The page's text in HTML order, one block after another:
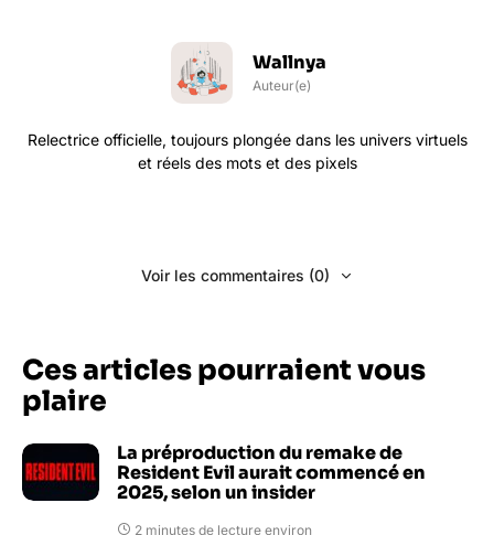
Wallnya
Auteur(e)
Relectrice officielle, toujours plongée dans les univers virtuels
et réels des mots et des pixels
Voir les commentaires (0)
Ces articles pourraient vous
plaire
La préproduction du remake de
Resident Evil aurait commencé en
2025, selon un insider
2 minutes de lecture environ